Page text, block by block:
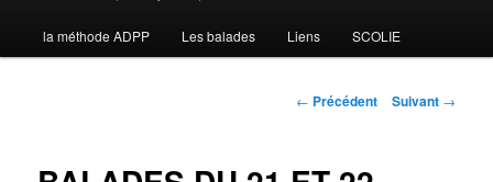
contenu
la méthode ADPP Les balades Liens SCOLIE
Navigation
← Précédent Suivant →